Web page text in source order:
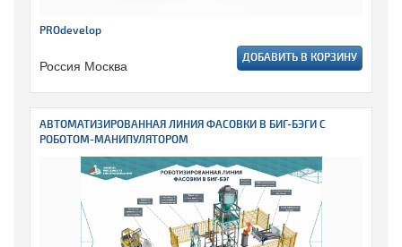
PROdevelop
Россия Москва ДОБАВИТЬ В КОРЗИНУ
АВТОМАТИЗИРОВАННАЯ ЛИНИЯ ФАСОВКИ В БИГ-БЭГИ С
РОБОТОМ-МАНИПУЛЯТОРОМ